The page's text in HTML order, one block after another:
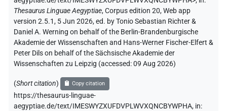
Thesaurus Linguae Aegyptiae,Corpus edition 20, Web app
version 2.5.1, 5 Jun 2026, ed. by Tonio Sebastian Richter &
Daniel A. Werning on behalf of the Berlin-Brandenburgische
Akademie der Wissenschaften and Hans-Werner Fischer-Elfert &
Peter Dils on behalf of the Sächsische Akademie der
Wissenschaften zu Leipzig (accessed:09 Aug 2026)
(Short citation) Copy citation
https://thesaurus-linguae-
aegyptiae.de/text/IMESWYZXUFDVPLWVXQNCBYWPHA, in: